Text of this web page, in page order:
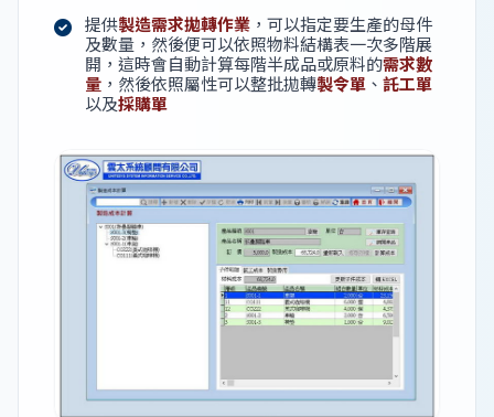
提供製造需求拋轉作業 ，可以指定要生產的母件
及數量，然後便可以依照物料結構表一次多階展
開，這時會自動計算每階半成品或原料的需求數
量 ，然後依照屬性可以整批拋轉製令單 、 託工單
以及採購單